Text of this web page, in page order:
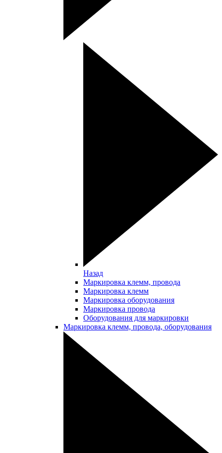
Назад
Маркировка клемм, провода
Маркировка клемм
Маркировка оборудования
Маркировка провода
Оборудования для маркировки
Маркировка клемм, провода, оборудования